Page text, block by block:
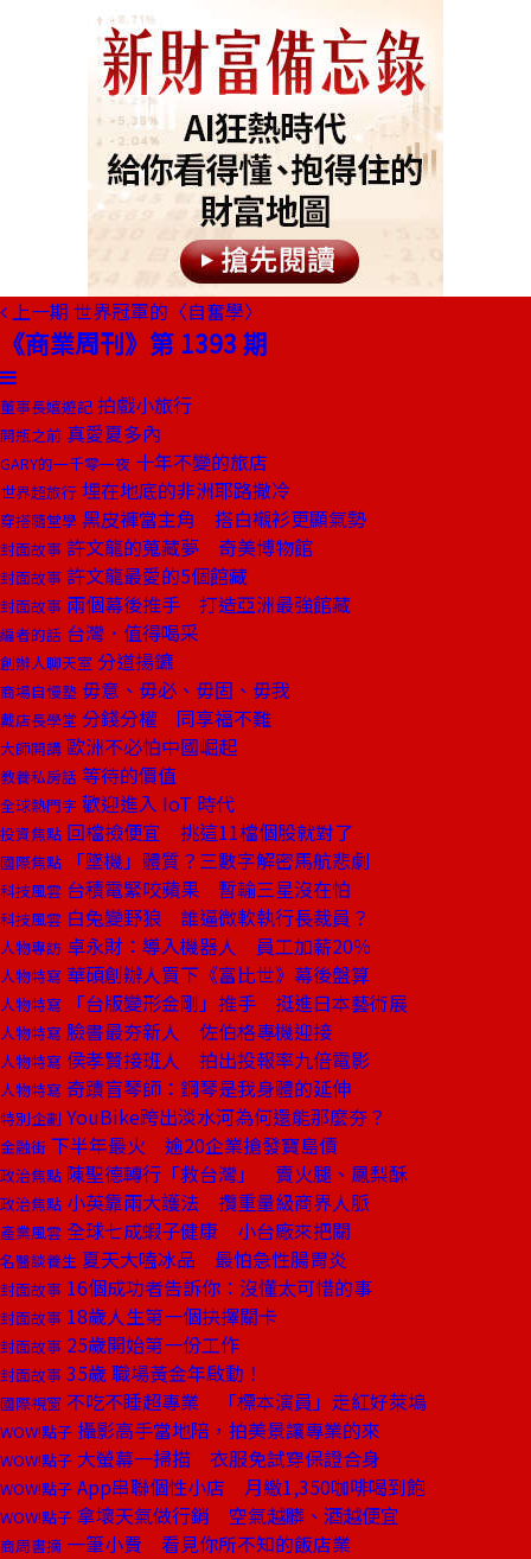
上一期 世界冠軍的〈自奮學〉
《商業周刊》第 1393 期
董事長嬉遊記 拍戲小旅行
開瓶之前 真愛夏多內
GARY的一千零一夜 十年不變的旅店
世界超旅行 埋在地底的非洲耶路撒冷
穿搭隨堂學 黑皮褲當主角 搭白襯衫更顯氣勢
封面故事 許文龍的蒐藏夢 奇美博物館
封面故事 許文龍最愛的5個館藏
封面故事 兩個幕後推手 打造亞洲最強館藏
編者的話 台灣．值得喝采
創辦人聊天室 分道揚鑣
商場自慢塾 毋意、毋必、毋固、毋我
戴店長學堂 分錢分權 同享福不難
大師開講 歐洲不必怕中國崛起
教養私房話 等待的價值
全球熱門字 歡迎進入 IoT 時代
投資焦點 回檔撿便宜 挑這11檔個股就對了
國際焦點 「墜機」體質？三數字解密馬航悲劇
科技風雲 台積電緊咬蘋果 暫輸三星沒在怕
科技風雲 白兔變野狼 誰逼微軟執行長裁員？
人物專訪 卓永財：導入機器人 員工加薪20％
人物特寫 華碩創辦人買下《富比世》幕後盤算
人物特寫 「台版變形金剛」推手 挺進日本藝術展
人物特寫 臉書最夯新人 佐伯格專機迎接
人物特寫 侯孝賢接班人 拍出投報率九倍電影
人物特寫 奇蹟盲琴師：鋼琴是我身體的延伸
特別企劃 YouBike跨出淡水河為何還能那麼夯？
金融街 下半年最火 逾20企業搶發寶島債
政治焦點 陳聖德轉行「救台灣」 賣火腿、鳳梨酥
政治焦點 小英靠兩大護法 攬重量級商界人脈
產業風雲 全球七成蝦子健康 小台廠來把關
名醫談養生 夏天大嗑冰品 最怕急性腸胃炎
封面故事 16個成功者告訴你：沒懂太可惜的事
封面故事 18歲人生第一個抉擇關卡
封面故事 25歲開始第一份工作
封面故事 35歲 職場黃金年啟動！
國際視窗 不吃不睡超專業 「標本演員」走紅好萊塢
WOW!點子 攝影高手當地陪，拍美景讓專業的來
WOW!點子 大螢幕一掃描 衣服免試穿保證合身
WOW!點子 App串聯個性小店 月繳1,350咖啡喝到飽
WOW!點子 拿壞天氣做行銷 空氣越髒、酒越便宜
商周書摘 一筆小費 看見你所不知的飯店業